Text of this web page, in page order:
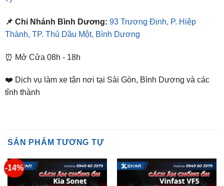
⏰ Mở Cửa 08h - 18h
❤️ Dịch vụ làm xe tận nơi tại Sài Gòn, Bình Dương và các
-14%